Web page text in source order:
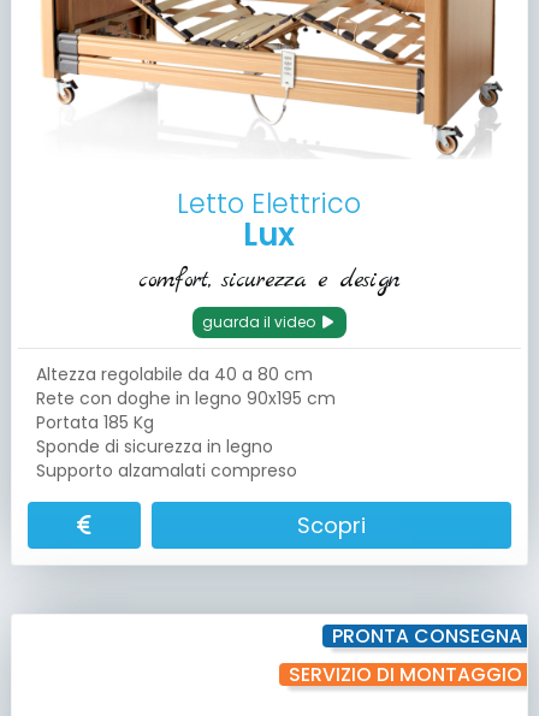
Letto Elettrico
Lux
comfort, sicurezza e design
guarda il video
Altezza regolabile da 40 a 80 cm
Rete con doghe in legno 90x195 cm
Portata 185 Kg
Sponde di sicurezza in legno
Supporto alzamalati compreso
Scopri
PRONTA CONSEGNA
SERVIZIO DI MONTAGGIO